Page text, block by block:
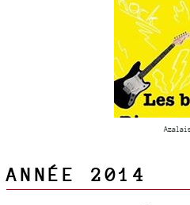
ANNÉE 2014